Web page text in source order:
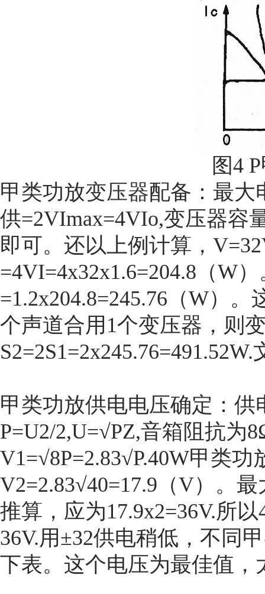
图4
甲类功放变压器配备： 最大
供=2VImax=4VIo,变压器容
即可。还以上例计算，
=4VI=4x32x1.6=204.8（W）
=1.2x204.8=245.76（W）
个声道合用1个变压器，则
甲类功放供电电压确定： 供
P=U2/2,U=√PZ,音箱阻抗为
V1=√8P=2.83√P.40W甲类
V2=2.83√40=17.9（V）。
推算，应为17.9x2=36V.所
36V.用±32供电稍低，不同
下表。这个电压为最佳值